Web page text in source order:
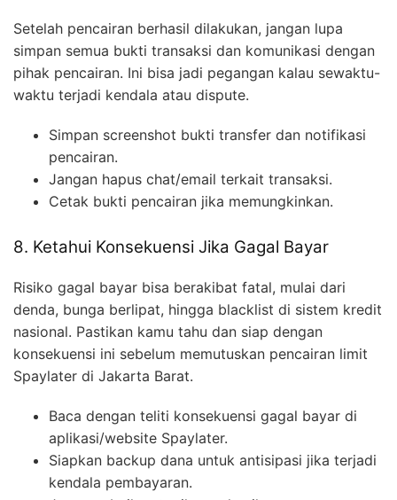
Setelah pencairan berhasil dilakukan, jangan lupa
simpan semua bukti transaksi dan komunikasi dengan
pihak pencairan. Ini bisa jadi pegangan kalau sewaktu-
waktu terjadi kendala atau dispute.
Simpan screenshot bukti transfer dan notifikasi
pencairan.
Jangan hapus chat/email terkait transaksi.
Cetak bukti pencairan jika memungkinkan.
8. Ketahui Konsekuensi Jika Gagal Bayar
Risiko gagal bayar bisa berakibat fatal, mulai dari
denda, bunga berlipat, hingga blacklist di sistem kredit
nasional. Pastikan kamu tahu dan siap dengan
konsekuensi ini sebelum memutuskan pencairan limit
Spaylater di Jakarta Barat.
Baca dengan teliti konsekuensi gagal bayar di
aplikasi/website Spaylater.
Siapkan backup dana untuk antisipasi jika terjadi
kendala pembayaran.